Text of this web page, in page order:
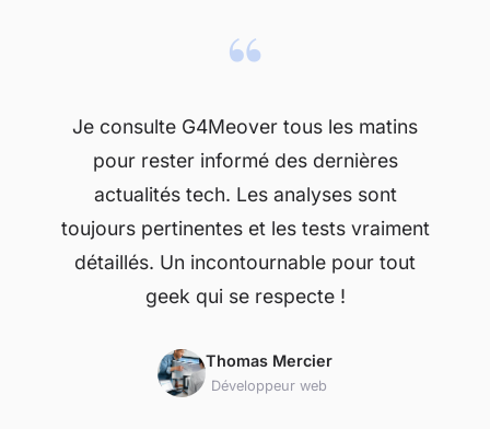
“
Je consulte G4Meover tous les matins
pour rester informé des dernières
actualités tech. Les analyses sont
toujours pertinentes et les tests vraiment
détaillés. Un incontournable pour tout
geek qui se respecte !
Thomas Mercier
Développeur web